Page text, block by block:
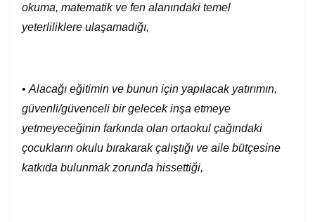
okuma, matematik ve fen alanındaki temel
yeterliliklere ulaşamadığı,
• Alacağı eğitimin ve bunun için yapılacak yatırımın,
güvenli/güvenceli bir gelecek inşa etmeye
yetmeyeceğinin farkında olan ortaokul çağındaki
çocukların okulu bırakarak çalıştığı ve aile bütçesine
katkıda bulunmak zorunda hissettiği,